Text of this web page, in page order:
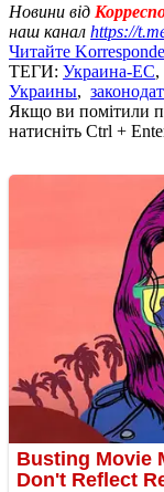
Новини від
наш канал https://
Читайте
ТЕГИ: Украина-ЕС,
Украины,
Якщо ви помітили
натисніть Ctrl +